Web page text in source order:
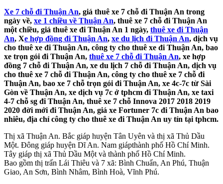
Xe 7 chỗ đi Thuận An, giá thuê xe 7 chỗ đi Thuận An trong
ngày về, xe 1 chiều về Thuận An, thuê xe 7 chỗ đi Thuận An
một chiều, giá thuê xe đi Thuận An 1 ngày, thuê xe đi Thuận
An, Xe hợp đồng đi Thuận An, xe du lịch đi Thuận An, dịch vụ
cho thuê xe đi Thuận An, công ty cho thuê xe đi Thuận An, bao
xe trọn gói đi Thuận An, thuê xe 7 chỗ đi Thuận An, xe hợp
đồng 7 chỗ đi Thuận An, xe du lịch 7 chỗ đi Thuận An, dịch vụ
cho thuê xe 7 chỗ đi Thuận An, công ty cho thuê xe 7 chỗ đi
Thuận An, bao xe 7 chỗ trọn gói đi Thuận An, xe 4c-7c từ Sài
Gòn về Thuận An, xe dịch vụ 7c ở tphcm đi Thuận An, xe taxi
4-7 chỗ sg đi Thuận An, thuê xe 7 chỗ Innova 2017 2018 2019
2020 đời mới đi Thuận An, giá xe Fortuner 7c đi Thuận An bao
nhiêu, địa chỉ công ty cho thuê xe đi Thuận An uy tín tại tphcm.
Thị xã Thuận An. Bắc giáp huyện Tân Uyên và thị xã Thủ Dầu
Một. Đông giáp huyện Dĩ An. Nam giápthành phố Hồ Chí Minh.
Tây giáp thị xã Thủ Dầu Một và thành phố Hồ Chí Minh.
Bao gồm thị trấn Lái Thiêu và 7 xã: Bình Chuẩn, An Phú, Thuận
Giao, An Sơn, Bình Nhâm, Bình Hoà, Vĩnh Phú.